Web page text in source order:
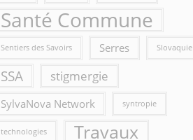
Santé Commune
Sentiers des Savoirs Serres Slovaquie
SSA stigmergie
SylvaNova Network syntropie
technologies Travaux